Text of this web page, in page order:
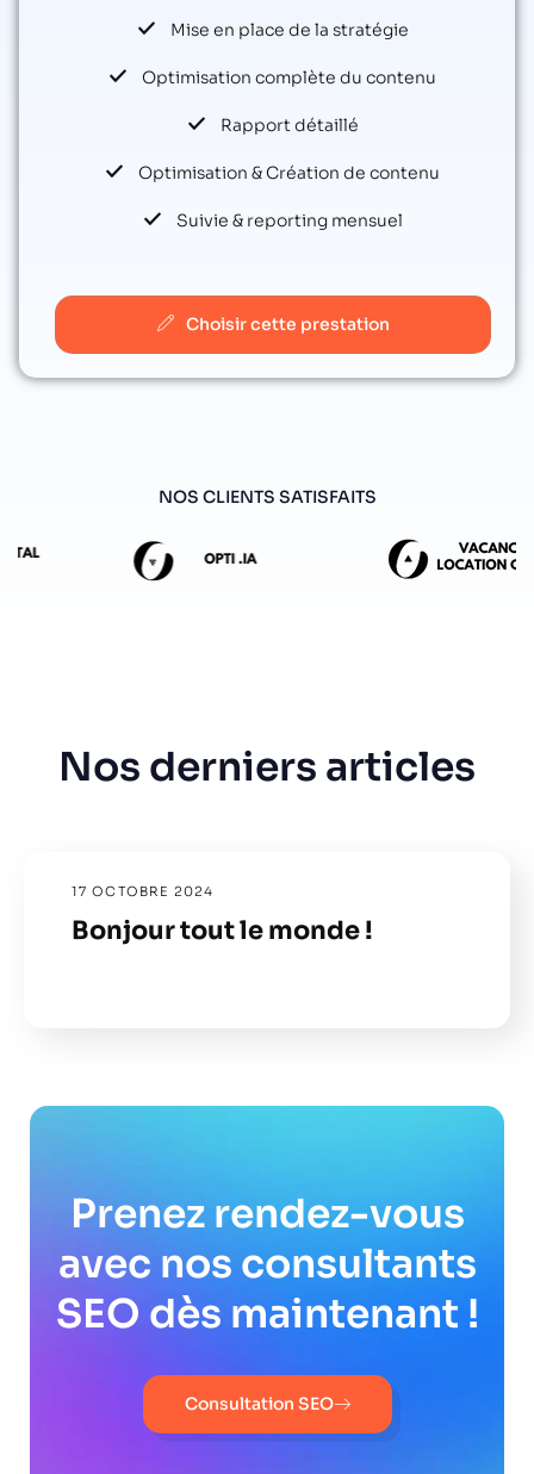
Mise en place de la stratégie
Optimisation complète du contenu
Rapport détaillé
Optimisation & Création de contenu
Suivie & reporting mensuel
Choisir cette prestation
NOS CLIENTS SATISFAITS
Nos derniers articles
17 OCTOBRE 2024
Bonjour tout le monde !
Prenez rendez-vous
avec nos consultants
SEO dès maintenant !
Consultation SEO